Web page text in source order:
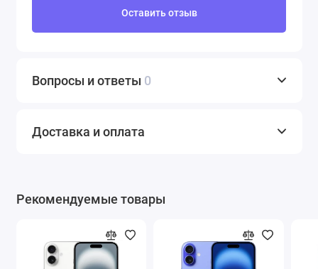
Оставить отзыв
Вопросы и ответы 0
Доставка и оплата
Рекомендуемые товары